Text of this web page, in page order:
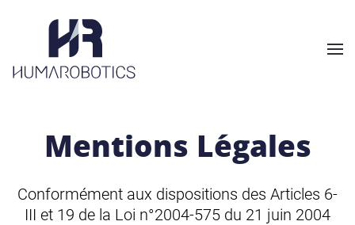
Skip to main content
Mentions Légales
Conformément aux dispositions des Articles 6-
III et 19 de la Loi n°2004-575 du 21 juin 2004